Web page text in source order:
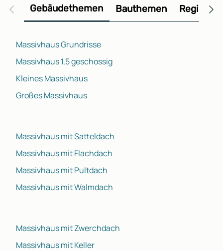
Gebäudethemen Bauthemen
Massivhaus Grundrisse
Massivhaus 1,5 geschossig
Kleines Massivhaus
Großes Massivhaus
Massivhaus mit Satteldach
Massivhaus mit Flachdach
Massivhaus mit Pultdach
Massivhaus mit Walmdach
Massivhaus mit Zwerchdach
Massivhaus mit Keller